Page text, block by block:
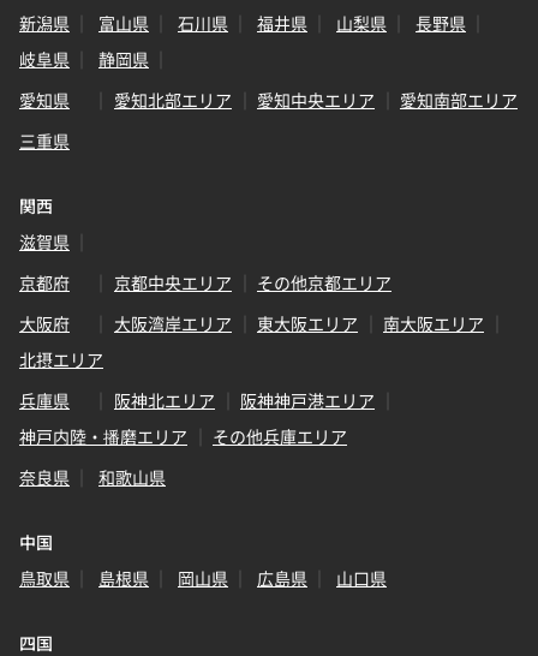
新潟県
富山県 石川県 福井県 山梨県
長野県
岐阜県
静岡県
愛知県
愛知北部エリア 愛知中央エリア
愛知南部エリア
三重県
関西
滋賀県
京都府
京都中央エリア
その他京都エリア
大阪府
大阪湾岸エリア 東大阪エリア
南大阪エリア
北摂エリア
兵庫県
阪神北エリア
阪神神戸港エリア
神戸内陸・播磨エリア
その他兵庫エリア
奈良県
和歌山県
中国
鳥取県
島根県 岡山県 広島県 山口県
四国